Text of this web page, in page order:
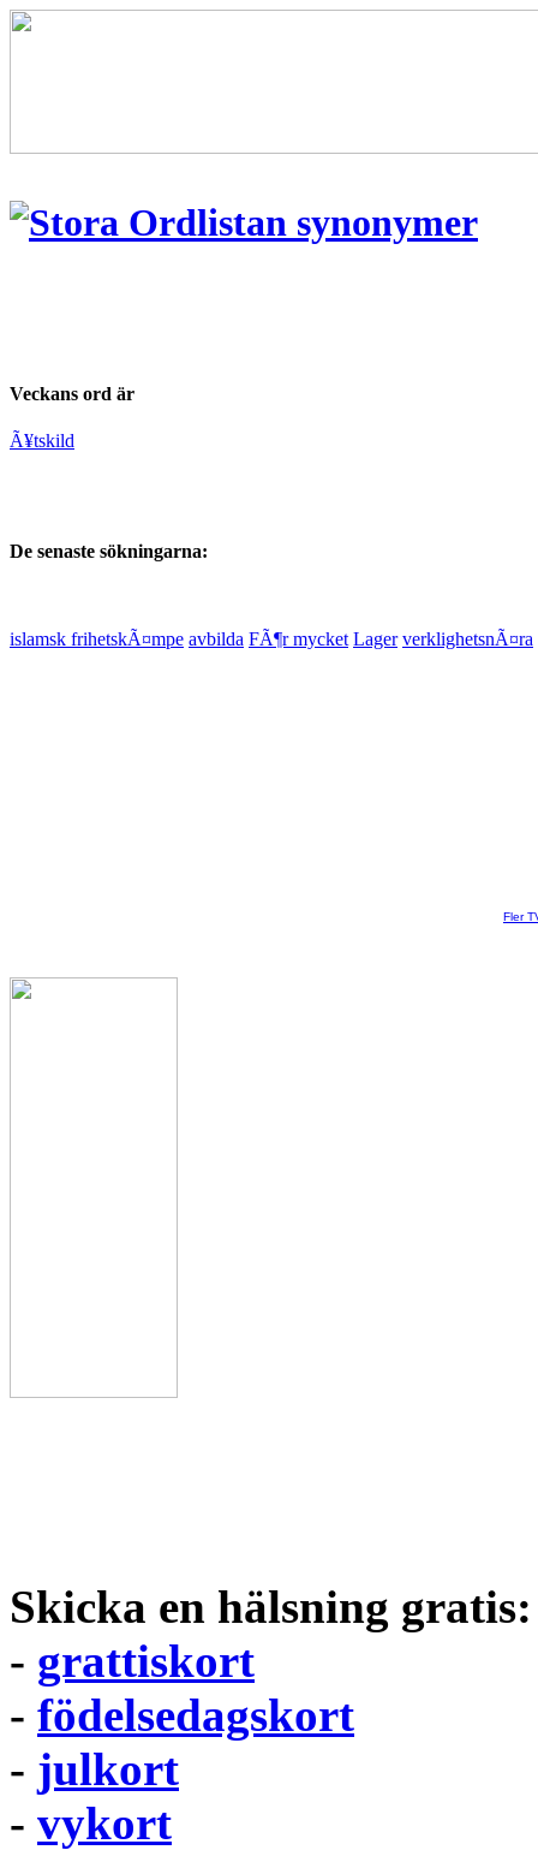
Veckans ord är
Ã¥tskild
De senaste sökningarna:
islamsk frihetskÃ¤mpe avbilda FÃ¶r mycket Lager verklighetsnÃ¤ra
Fler
Skicka en hälsning gratis:
- grattiskort
- födelsedagskort
- julkort
- vykort